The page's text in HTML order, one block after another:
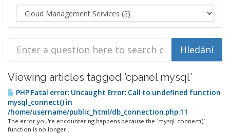
Viewing articles tagged 'cpanel mysql'
PHP Fatal error: Uncaught Error: Call to undefined function
mysql_connect() in
/home/username/public_html/db_connection.php:11
The error you're encountering happens because the `mysql_connect()`
function is no longer...